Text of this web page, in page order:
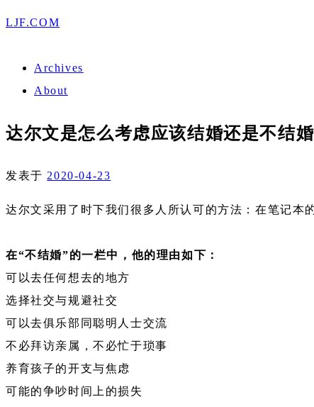
LJF.COM
Archives
About
达尔文是怎么考虑应该结婚还是不结
发表于 2020-04-23
达尔文采用了时下我们很多人所认可的方法：在笔记本
在“不结婚”的一栏中，他的理由如下：
可以去任何想去的地方
选择社交与规避社交
可以去俱乐部同聪明人士交流
不必拜访亲属，不必忙于琐事
养育孩子的开支与焦虑
可能的争吵时间上的损失